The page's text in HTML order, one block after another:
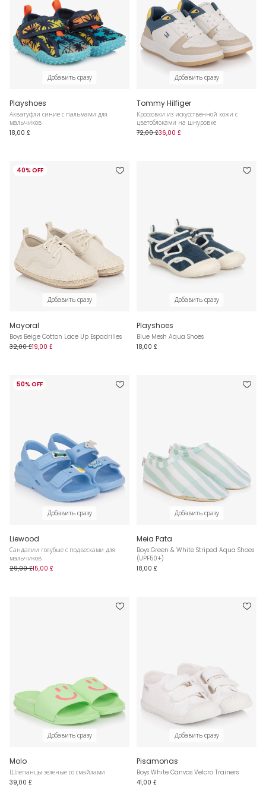
Добавить сразу
Playshoes
Акватуфли синие с пальмами для
мальчиков
18,00 £
Добавить сразу
Tommy Hilfiger
Кроссовки из искусственной кожи с
цветоблоками на шнуровке
72,00 £36,00 £
40% OFF
Добавить сразу
Mayoral
Boys Beige Cotton Lace Up Espadrilles
32,00 £19,00 £
Добавить сразу
Playshoes
Blue Mesh Aqua Shoes
18,00 £
50% OFF
Добавить сразу
Liewood
Сандалии голубые с подвесками для
мальчиков
29,00 £15,00 £
Добавить сразу
Meia Pata
Boys Green & White Striped Aqua Shoes
(UPF50+)
18,00 £
Добавить сразу
Molo
Шлепанцы зеленые со смайлами
39,00 £
Добавить сразу
Pisamonas
Boys White Canvas Velcro Trainers
41,00 £